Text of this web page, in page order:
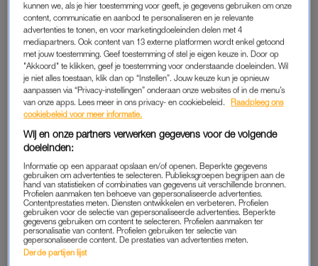
Lees ook
Consumentenbond waarschuwt voor makkelijk te hacken
babyfoons
VIER VAN VIJF SPEELTJES ‘KRITIEK’
valt binnen te dringen. Van de vijf onderzochte speeltjes
op afstand bestuurbare robotjes met ingebouwde camera’s.
Wie kwaad wil, kan met de gebruikers van het robotje
meekijken.
GOED ARTIKEL? DELEN MAAR.
kunnen we, als je hier toestemming voor geeft, je gegevens gebruiken om onze
content, communicatie en aanbod te personaliseren en je relevante
advertenties te tonen, en voor marketingdoeleinden delen met 4
mediapartners. Ook content van 13 externe platformen wordt enkel getoond
met jouw toestemming. Geef toestemming of stel je eigen keuze in. Door op
"Akkoord" te klikken, geef je toestemming voor onderstaande doeleinden. Wil
je niet alles toestaan, klik dan op “Instellen”. Jouw keuze kun je opnieuw
aanpassen via “Privacy-instellingen” onderaan onze websites of in de menu’s
van onze apps. Lees meer in ons privacy- en cookiebeleid.
Raadpleeg ons
cookiebeleid voor meer informatie.
Wij en onze partners verwerken gegevens voor de volgende
doeleinden:
Informatie op een apparaat opslaan en/of openen. Beperkte gegevens
gebruiken om advertenties te selecteren. Publieksgroepen begrijpen aan de
hand van statistieken of combinaties van gegevens uit verschillende bronnen.
Profielen aanmaken ten behoeve van gepersonaliseerde advertenties.
Contentprestaties meten. Diensten ontwikkelen en verbeteren. Profielen
gebruiken voor de selectie van gepersonaliseerde advertenties. Beperkte
gegevens gebruiken om content te selecteren. Profielen aanmaken ter
personalisatie van content. Profielen gebruiken ter selectie van
gepersonaliseerde content. De prestaties van advertenties meten.
Derde partijen lijst